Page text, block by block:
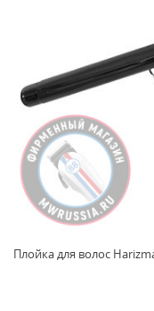
Плойка для волос